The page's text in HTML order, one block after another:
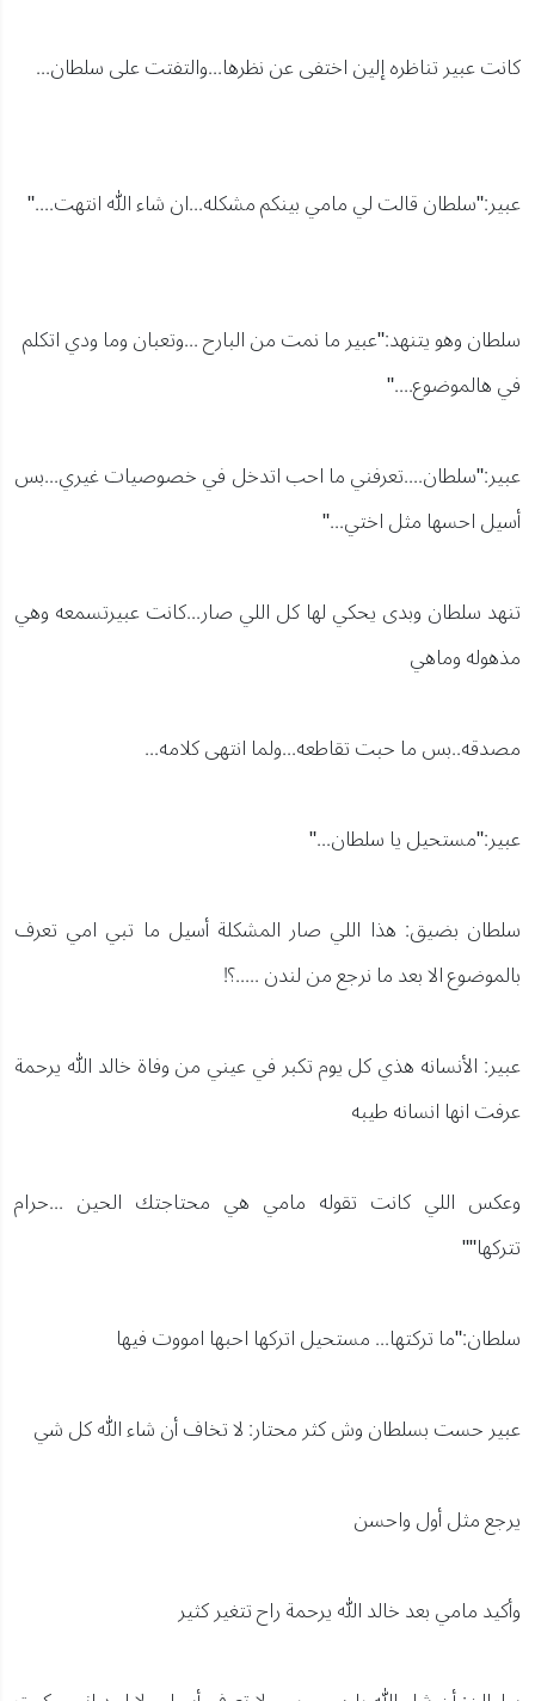
كانت عبير تناظره إلين اختفى عن نظرها...والتفتت على سلطان...
عبير:"سلطان قالت لي مامي بينكم مشكله...ان شاء الله انتهت...."
سلطان وهو يتنهد:"عبير ما نمت من البارح ...وتعبان وما ودي اتكلم
في هالموضوع...."
عبير:"سلطان....تعرفني ما احب اتدخل في خصوصيات غيري...بس
أسيل احسها مثل اختي..."
تنهد سلطان وبدى يحكي لها كل اللي صار...كانت عبيرتسمعه وهي
مذهوله وماهي
مصدقه..بس ما حبت تقاطعه...ولما انتهى كلامه...
عبير:"مستحيل يا سلطان..."
سلطان بضيق: هذا اللي صار المشكلة أسيل ما تبي امي تعرف
بالموضوع الا بعد ما نرجع من لندن .....؟!
عبير: الأنسانه هذي كل يوم تكبر في عيني من وفاة خالد الله يرحمة
عرفت انها انسانه طيبه
وعكس اللي كانت تقوله مامي هي محتاجتك الحين ...حرام
تتركها""
سلطان:"ما تركتها... مستحيل اتركها احبها امووت فيها
عبير حست بسلطان وش كثر محتار: لا تخاف أن شاء الله كل شي
يرجع مثل أول واحسن
وأكيد مامي بعد خالد الله يرحمة راح تتغير كثير